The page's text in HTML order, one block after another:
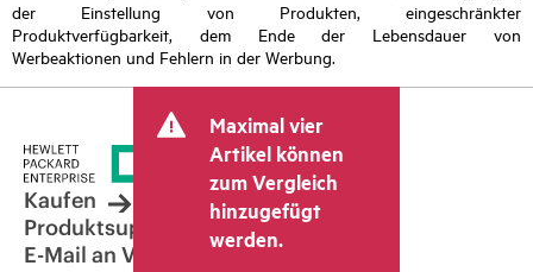
der Einstellung von Produkten, eingeschränkter
Produktverfügbarkeit, dem Ende der Lebensdauer von
Werbeaktionen und Fehlern in der Werbung.
Maximal vier
Artikel können
zum Vergleich
hinzugefügt
werden.
Kaufen
Produktsupport
E-Mail an Vertrieb